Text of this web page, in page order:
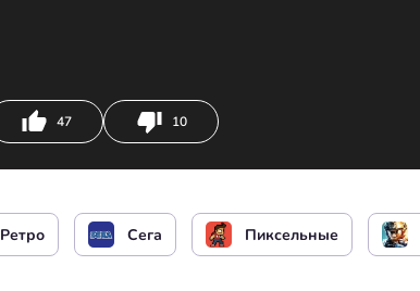
47 10
Удар рукой Удар ногой
Ретро Сега Пиксельные